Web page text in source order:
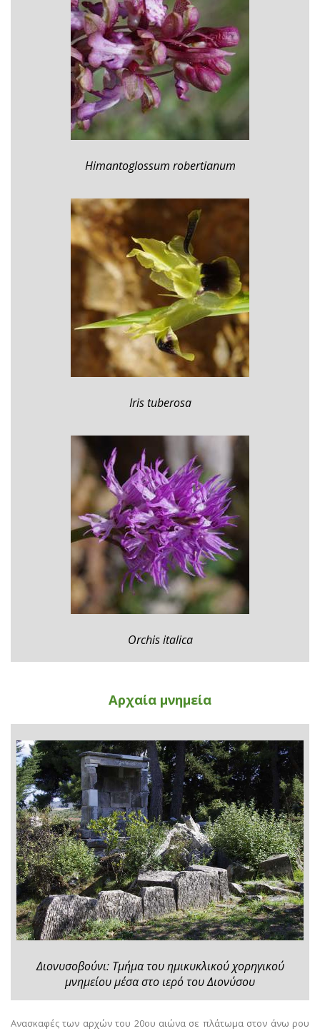
Himantoglossum robertianum
Iris tuberosa
Orchis italica
Αρχαία μνημεία
Διονυσοβούνι: Τμήμα του ημικυκλικού χορηγικού
μνημείου μέσα στο ιερό του Διονύσου
Ανασκαφές των αρχών του 20ου αιώνα σε πλάτωμα στον άνω ρου